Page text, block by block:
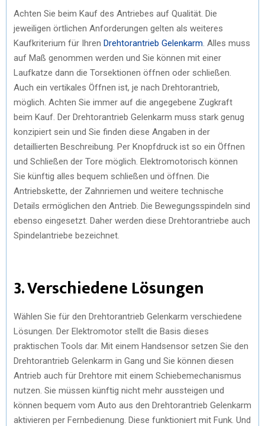
Achten Sie beim Kauf des Antriebes auf Qualität. Die
jeweiligen örtlichen Anforderungen gelten als weiteres
Kaufkriterium für Ihren Drehtorantrieb Gelenkarm . Alles muss
auf Maß genommen werden und Sie können mit einer
Laufkatze dann die Torsektionen öffnen oder schließen.
Auch ein vertikales Öffnen ist, je nach Drehtorantrieb,
möglich. Achten Sie immer auf die angegebene Zugkraft
beim Kauf. Der Drehtorantrieb Gelenkarm muss stark genug
konzipiert sein und Sie finden diese Angaben in der
detaillierten Beschreibung. Per Knopfdruck ist so ein Öffnen
und Schließen der Tore möglich. Elektromotorisch können
Sie künftig alles bequem schließen und öffnen. Die
Antriebskette, der Zahnriemen und weitere technische
Details ermöglichen den Antrieb. Die Bewegungsspindeln sind
ebenso eingesetzt. Daher werden diese Drehtorantriebe auch
Spindelantriebe bezeichnet.
3. Verschiedene Lösungen
Wählen Sie für den Drehtorantrieb Gelenkarm verschiedene
Lösungen. Der Elektromotor stellt die Basis dieses
praktischen Tools dar. Mit einem Handsensor setzen Sie den
Drehtorantrieb Gelenkarm in Gang und Sie können diesen
Antrieb auch für Drehtore mit einem Schiebemechanismus
nutzen. Sie müssen künftig nicht mehr aussteigen und
können bequem vom Auto aus den Drehtorantrieb Gelenkarm
aktivieren per Fernbedienung. Diese funktioniert mit Funk. Und